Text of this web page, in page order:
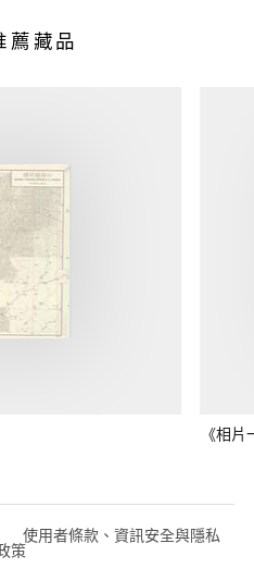
薦藏品
《相
使用者條款、資訊安全與隱私
策